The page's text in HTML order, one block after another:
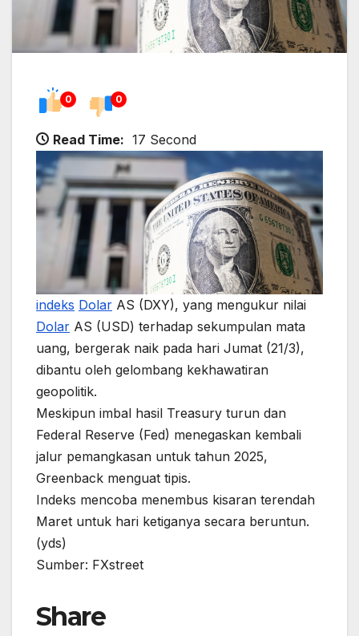
0 0
Read Time: 17 Second
indeks Dolar AS (DXY), yang mengukur nilai
Dolar AS (USD) terhadap sekumpulan mata
uang, bergerak naik pada hari Jumat (21/3),
dibantu oleh gelombang kekhawatiran
geopolitik.
Meskipun imbal hasil Treasury turun dan
Federal Reserve (Fed) menegaskan kembali
jalur pemangkasan untuk tahun 2025,
Greenback menguat tipis.
Indeks mencoba menembus kisaran terendah
Maret untuk hari ketiganya secara beruntun.
(yds)
Sumber: FXstreet
Share